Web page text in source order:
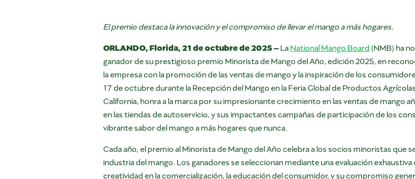
El premio destaca la innovación y el compromisodellevar el mango a más hogares.
ORLANDO, Florida, 21 de octubre de 2025 –LaNational Mango Board (NMB) ha
ganador de su prestigioso premio Minorista de Mango del Año, edición 2025, en
la empresa con la promoción de las ventas de mango y la inspiración de los
17 de octubre durante la Recepción del Mango en la Feria Global de Productos Agrícolas
California, honra a la marca por su impresionante crecimiento en las ventas de mango
en las tiendas de autoservicio, y sus impactantes campañas de participación de los
vibrante sabor del mango a más hogares que nunca.
Cada año, el premio al Minorista de Mango del Año celebra a los socios minoristas que
industria del mango. Los ganadores se seleccionan mediante una evaluación
creatividad en la comercialización, la educación del consumidor, y su compromiso